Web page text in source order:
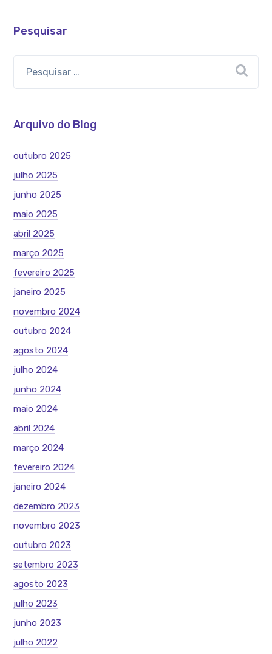
Pesquisar
Arquivo do Blog
outubro 2025
julho 2025
junho 2025
maio 2025
abril 2025
março 2025
fevereiro 2025
janeiro 2025
novembro 2024
outubro 2024
agosto 2024
julho 2024
junho 2024
maio 2024
abril 2024
março 2024
fevereiro 2024
janeiro 2024
dezembro 2023
novembro 2023
outubro 2023
setembro 2023
agosto 2023
julho 2023
junho 2023
julho 2022